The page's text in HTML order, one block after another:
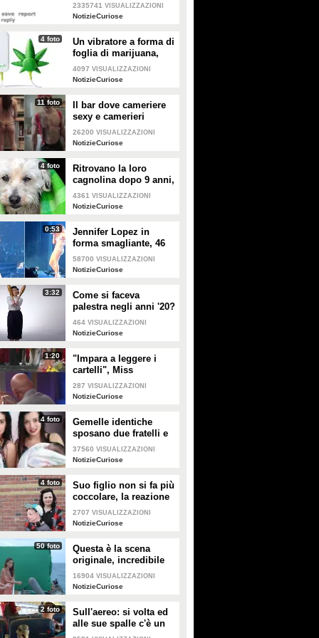
per la prima volta
2335741 VISUALIZZAZIONI
NotizieCuriose
4 foto
Un vibratore a forma di
foglia di marijuana,
assicura momenti di
vero godimento
4097 VISUALIZZAZIONI
NotizieCuriose
11 foto
Il bar dove cameriere
sexy e camerieri
muscolosi preparano il
caffè
26200 VISUALIZZAZIONI
NotizieCuriose
4 foto
Ritrovano la loro
cagnolina dopo 9 anni,
a 1700 km da casa
4361 VISUALIZZAZIONI
NotizieCuriose
0:53
Jennifer Lopez in
forma smagliante, 46
anni e uno show da
paura per i fan di Las
58700 VISUALIZZAZIONI
NotizieCuriose
3:32
Come si faceva
palestra negli anni '20?
100 anni di esercizi in
3 minuti
464 VISUALIZZAZIONI
NotizieCuriose
1:20
"Impara a leggere i
cartelli", Miss
Colombia si "vendica"
col presentatore di
287 VISUALIZZAZIONI
NotizieCuriose
4 foto
Gemelle identiche
sposano due fratelli e
partoriscono lo stesso
giorno
37560 VISUALIZZAZIONI
NotizieCuriose
4 foto
Suo figlio non si fa più
coccolare, la reazione
di questa mamma vi
farà sorridere
2707 VISUALIZZAZIONI
NotizieCuriose
50 foto
Questa è la scena
originale, incredibile
quello che diventa al
cinema
16904 VISUALIZZAZIONI
NotizieCuriose
2 foto
Sull'aereo: si volta ed
alle sue spalle c'è un
tacchino, il motivo fa